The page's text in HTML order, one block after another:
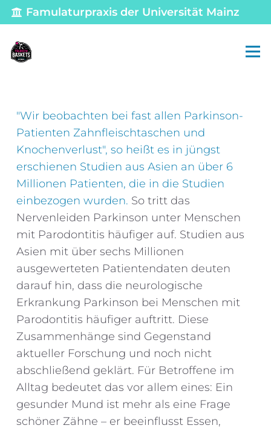
Famulaturpraxis der Universität Mainz
"Wir beobachten bei fast allen Parkinson-
Patienten Zahnfleischtaschen und
Knochenverlust", so heißt es in jüngst
erschienen Studien aus Asien an über 6
Millionen Patienten, die in die Studien
einbezogen wurden. So tritt das
Nervenleiden Parkinson unter Menschen
mit Parodontitis häufiger auf. Studien aus
Asien mit über sechs Millionen
ausgewerteten Patientendaten deuten
darauf hin, dass die neurologische
Erkrankung Parkinson bei Menschen mit
Parodontitis häufiger auftritt. Diese
Zusammenhänge sind Gegenstand
aktueller Forschung und noch nicht
abschließend geklärt. Für Betroffene im
Alltag bedeutet das vor allem eines: Ein
gesunder Mund ist mehr als eine Frage
schöner Zähne – er beeinflusst Essen,